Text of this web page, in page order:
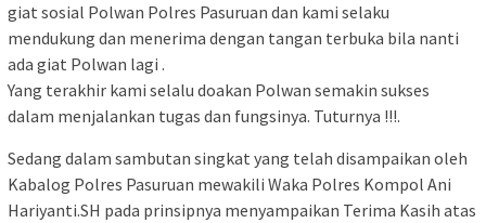
giat sosial Polwan Polres Pasuruan dan kami selaku
mendukung dan menerima dengan tangan terbuka bila nanti
ada giat Polwan lagi .
Yang terakhir kami selalu doakan Polwan semakin sukses
dalam menjalankan tugas dan fungsinya. Tuturnya !!!.
Sedang dalam sambutan singkat yang telah disampaikan oleh
Kabalog Polres Pasuruan mewakili Waka Polres Kompol Ani
Hariyanti.SH pada prinsipnya menyampaikan Terima Kasih atas